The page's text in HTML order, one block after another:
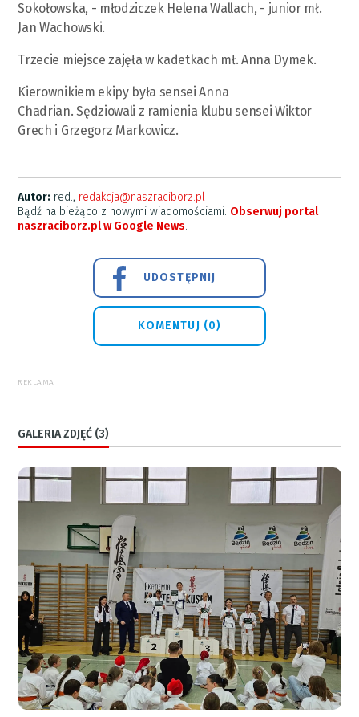
Sokołowska, - młodziczek Helena Wallach, - junior mł.
Jan Wachowski.
Trzecie miejsce zajęła w kadetkach mł. Anna Dymek.
Kierownikiem ekipy była sensei Anna
Chadrian. Sędziowali z ramienia klubu sensei Wiktor
Grech i Grzegorz Markowicz.
Autor: red., redakcja@naszraciborz.pl
Bądź na bieżąco z nowymi wiadomościami. Obserwuj portal
naszraciborz.pl w Google News.
UDOSTĘPNIJ
KOMENTUJ (0)
REKLAMA
GALERIA ZDJĘĆ (3)